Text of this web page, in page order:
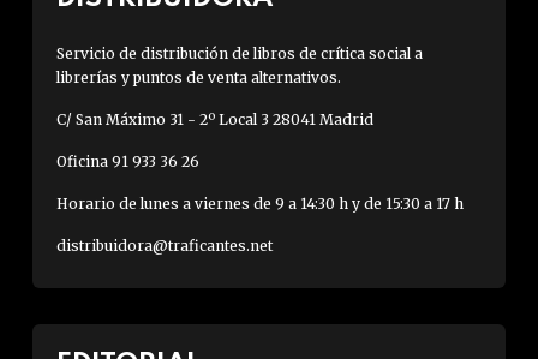
Servicio de distribución de libros de crítica social a
librerías y puntos de venta alternativos.
C/ San Máximo 31 - 2º Local 3 28041 Madrid
Oficina 91 933 36 26
Horario de lunes a viernes de 9 a 14:30 h y de 15:30 a 17 h
distribuidora@traficantes.net